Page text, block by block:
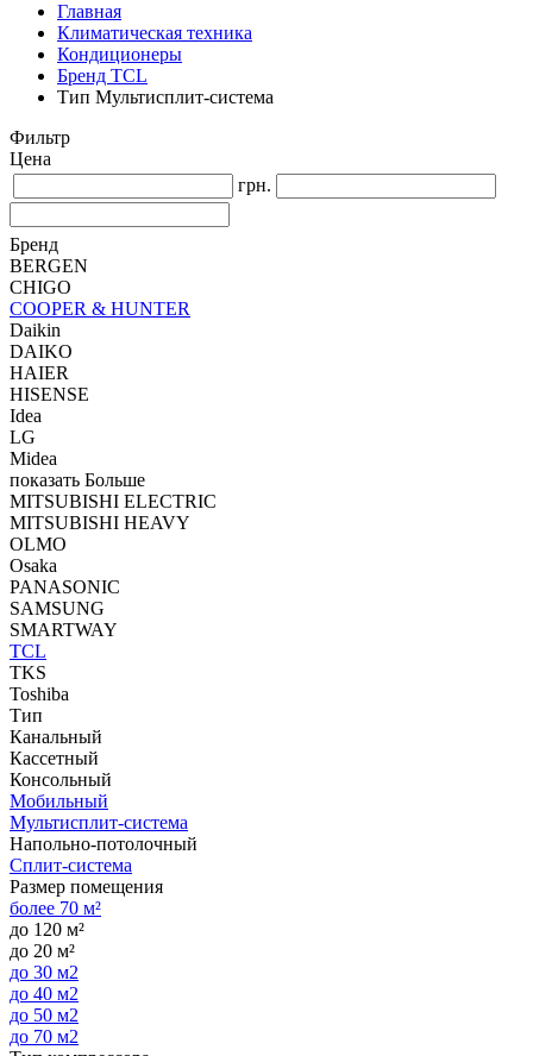
Главная
Климатическая техника
Кондиционеры
Бренд TCL
Тип Мультисплит-система
Фильтр
Цена
грн.
Бренд
BERGEN
CHIGO
COOPER & HUNTER
Daikin
DAIKO
HAIER
HISENSE
Idea
LG
Midea
показать Больше
MITSUBISHI ELECTRIC
MITSUBISHI HEAVY
OLMO
Osaka
PANASONIC
SAMSUNG
SMARTWAY
TCL
TKS
Toshiba
Тип
Канальный
Кассетный
Консольный
Мобильный
Мультисплит-система
Напольно-потолочный
Сплит-система
Размер помещения
более 70 м²
до 120 м²
до 20 м²
до 30 м2
до 40 м2
до 50 м2
до 70 м2